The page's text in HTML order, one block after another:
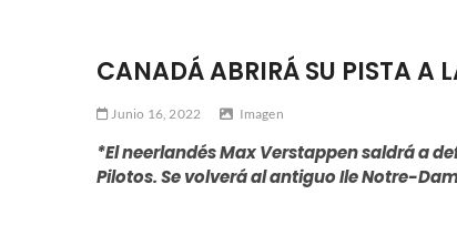
CANADÁ ABRIRÁ SU PISTA A
Junio 16, 2022 Imagen
*El neerlandés Max Verstappen saldrá a
Pilotos. Se volverá al antiguo Ile Notre-